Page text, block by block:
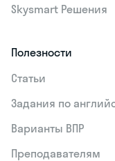
Skysmart Решения
Полезности
Статьи
Задания по
Варианты ВПР
Преподавателям